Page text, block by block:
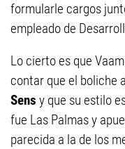
formularle cargos
empleado de
Lo cierto es que
contar que el boliche
Sens y que su estilo
fue Las Palmas y
parecida a la de los